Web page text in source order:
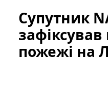
Супутник
пожежі на